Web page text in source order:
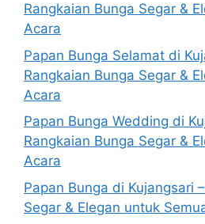
Rangkaian Bunga Segar &
Acara
Papan Bunga Selamat di
Rangkaian Bunga Segar &
Acara
Papan Bunga Wedding di
Rangkaian Bunga Segar &
Acara
Papan Bunga di Kujangsari
Segar & Elegan untuk